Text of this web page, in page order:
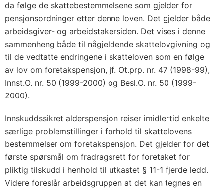
da følge de skattebestemmelsene som gjelder for
pensjonsordninger etter denne loven. Det gjelder både
arbeidsgiver- og arbeidstakersiden. Det vises i denne
sammenheng både til någjeldende skattelovgivning og
til de vedtatte endringene i skatteloven som en følge
av lov om foretakspensjon, jf. Ot.prp. nr. 47 (1998-99),
Innst.O. nr. 50 (1999-2000) og Besl.O. nr. 50 (1999-
2000).
Innskuddssikret alderspensjon reiser imidlertid enkelte
særlige problemstillinger i forhold til skattelovens
bestemmelser om foretakspensjon. Det gjelder for det
første spørsmål om fradragsrett for foretaket for
pliktig tilskudd i henhold til utkastet § 11-1 fjerde ledd.
Videre foreslår arbeidsgruppen at det kan tegnes en